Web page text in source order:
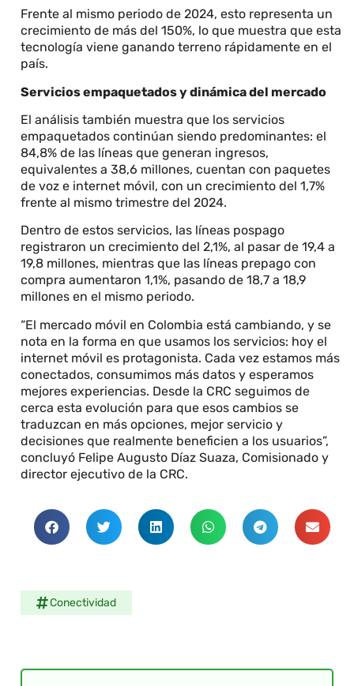
Frente al mismo periodo de 2024, esto representa un
crecimiento de más del 150%, lo que muestra que esta
tecnología viene ganando terreno rápidamente en el
país.
Servicios empaquetados y dinámica del mercado
El análisis también muestra que los servicios
empaquetados continúan siendo predominantes: el
84,8% de las líneas que generan ingresos,
equivalentes a 38,6 millones, cuentan con paquetes
de voz e internet móvil, con un crecimiento del 1,7%
frente al mismo trimestre del 2024.
Dentro de estos servicios, las líneas pospago
registraron un crecimiento del 2,1%, al pasar de 19,4 a
19,8 millones, mientras que las líneas prepago con
compra aumentaron 1,1%, pasando de 18,7 a 18,9
millones en el mismo periodo.
“El mercado móvil en Colombia está cambiando, y se
nota en la forma en que usamos los servicios: hoy el
internet móvil es protagonista. Cada vez estamos más
conectados, consumimos más datos y esperamos
mejores experiencias. Desde la CRC seguimos de
cerca esta evolución para que esos cambios se
traduzcan en más opciones, mejor servicio y
decisiones que realmente beneficien a los usuarios”,
concluyó Felipe Augusto Díaz Suaza, Comisionado y
director ejecutivo de la CRC.
Conectividad